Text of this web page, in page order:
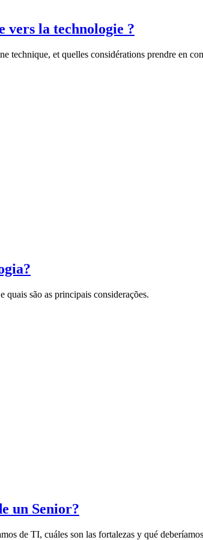
vers la technologie ?
technique, et quelles considérations prendre en
quais são as principais considerações.
un Senior?
de TI, cuáles son las fortalezas y qué